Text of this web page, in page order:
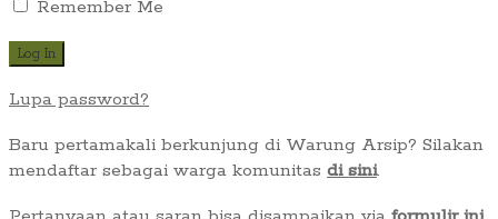
Remember Me
Lupa password?
Baru pertamakali berkunjung di Warung Arsip? Silakan
mendaftar sebagai warga komunitas di sini.